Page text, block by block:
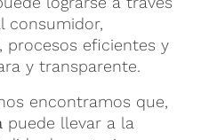
consumidor,
procesos eficientes y
y transparente.
encontramos que,
puede llevar a la